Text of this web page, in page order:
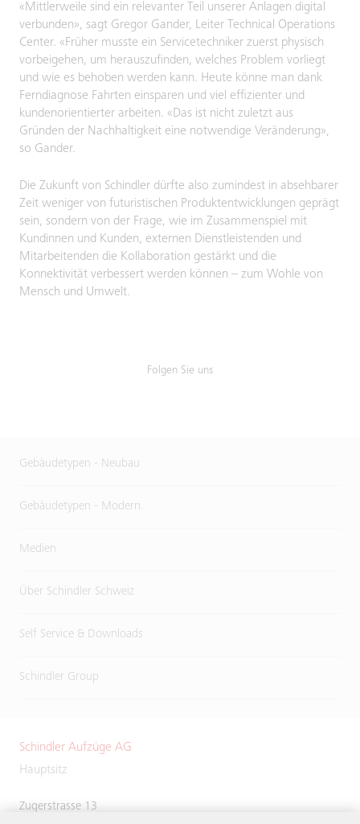
«Mittlerweile sind ein relevanter Teil unserer Anlagen digital
verbunden», sagt Gregor Gander, Leiter Technical Operations
Center. «Früher musste ein Servicetechniker zuerst physisch
vorbeigehen, um herauszufinden, welches Problem vorliegt
und wie es behoben werden kann. Heute könne man dank
Ferndiagnose Fahrten einsparen und viel effizienter und
kundenorientierter arbeiten. «Das ist nicht zuletzt aus
Gründen der Nachhaltigkeit eine notwendige Veränderung»,
so Gander.
Die Zukunft von Schindler dürfte also zumindest in absehbarer
Zeit weniger von futuristischen Produktentwicklungen geprägt
sein, sondern von der Frage, wie im Zusammenspiel mit
Kundinnen und Kunden, externen Dienstleistenden und
Mitarbeitenden die Kollaboration gestärkt und die
Konnektivität verbessert werden können – zum Wohle von
Mensch und Umwelt.
Folgen Sie uns
Gebäudetypen - Neubau
Gebäudetypen - Modern.
Medien
Über Schindler Schweiz
Self Service & Downloads
Schindler Group
Schindler Aufzüge AG
Hauptsitz
Zugerstrasse 13